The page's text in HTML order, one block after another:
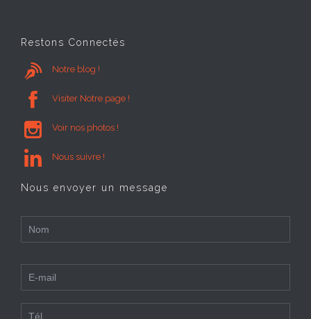
Restons Connectés
 Notre blog !
 Visiter Notre page !
 Voir nos photos !
 Nous suivre !
Nous envoyer un message